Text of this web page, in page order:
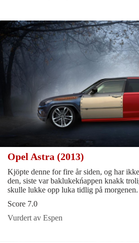
Opel Astra (2013)
Kjöpte denne for fire år siden, og har
den, siste var baklukekńappen knakk
skulle lukke opp luka tidlig på morgenen.
Score 7.0
Vurdert av Espen